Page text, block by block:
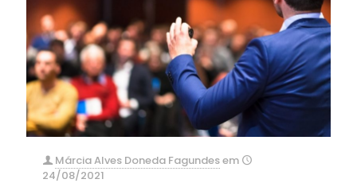
Márcia Alves Doneda Fagundesem
24/08/2021